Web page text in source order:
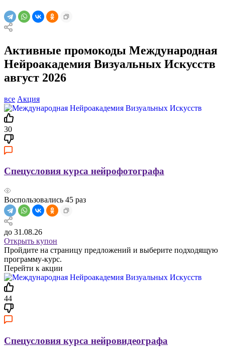
Активные промокоды Международная
Нейроакадемия Визуальных Искусств
август 2026
все Акция
30
Спецусловия курса нейрофотографа
Воспользовались 45 раз
до 31.08.26
Открыть купон
Пройдите на страницу предложений и выберите подходящую
программу-курс.
Перейти к акции
44
Спецусловия курса нейровидеографа